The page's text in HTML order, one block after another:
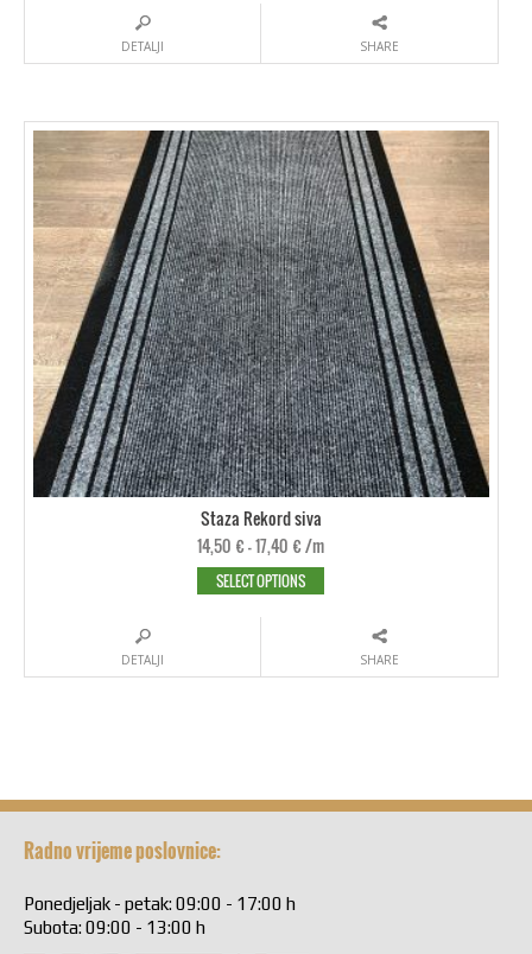
DETALJI SHARE
Staza Rekord siva
14,50 €–17,40 €/m
SELECT OPTIONS
DETALJI SHARE
Radno vrijeme poslovnice:
Ponedjeljak - petak: 09:00 - 17:00 h
Subota: 09:00 - 13:00 h